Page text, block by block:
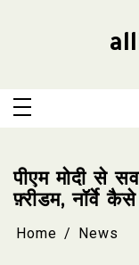
पीएम मोदी से
फ़्रीडम, नॉर्वे
Home News